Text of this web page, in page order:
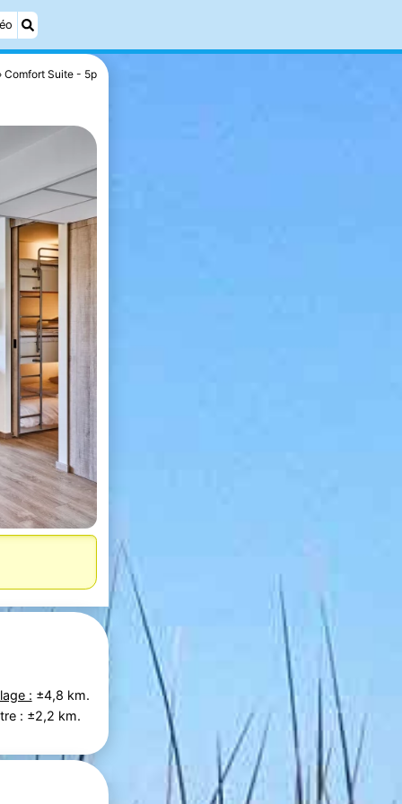
Comfort Suite - 5p
: ±4,8 km.
: ±2,2 km.